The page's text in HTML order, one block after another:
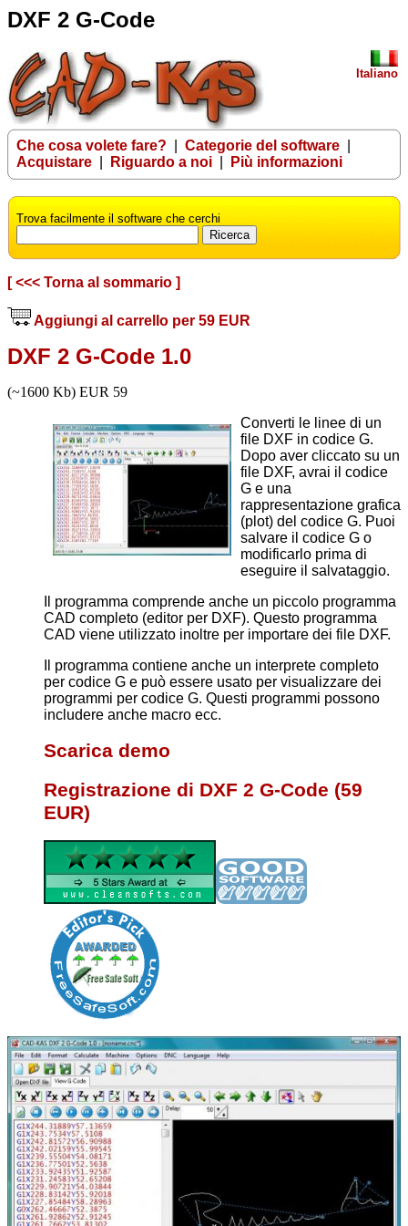
DXF 2 G-Code
Italiano
Che cosa volete fare? Categorie del software
Acquistare
Riguardo a noi Più informazioni
Trova facilmente il software che cerchi
[ <<< Torna al sommario ]
Aggiungi al carrello per 59 EUR
DXF 2 G-Code 1.0
(~1600 Kb) EUR 59
Converti le linee di un
file DXF in codice G.
Dopo aver cliccato su un
file DXF, avrai il codice
G e una
rappresentazione grafica
(plot) del codice G. Puoi
salvare il codice G o
modificarlo prima di
eseguire il salvataggio.
Il programma comprende anche un piccolo programma
CAD completo (editor per DXF). Questo programma
CAD viene utilizzato inoltre per importare dei file DXF.
Il programma contiene anche un interprete completo
per codice G e può essere usato per visualizzare dei
programmi per codice G. Questi programmi possono
includere anche macro ecc.
Scarica demo
Registrazione di DXF 2 G-Code (59
EUR)